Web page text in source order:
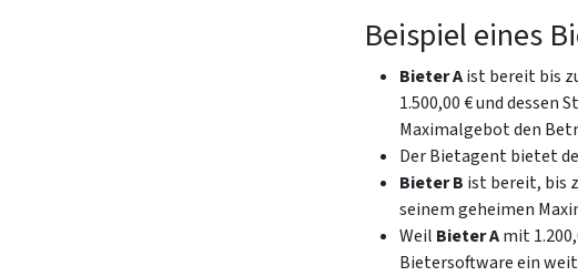
Beispiel eines
Bieter Aist bereit bis
1.500,00 € und dessen
Maximalgebot den
Der Bietagent bietet
Bieter B ist bereit, bis
seinem geheimen
Weil Bieter Amit
Bietersoftware ein